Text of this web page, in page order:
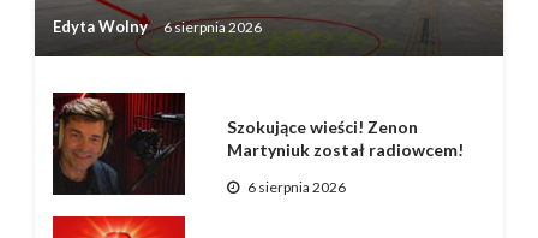
Edyta Wolny 6 sierpnia 2026
Szokujące wieści! Zenon
Martyniuk został radiowcem!
6 sierpnia 2026